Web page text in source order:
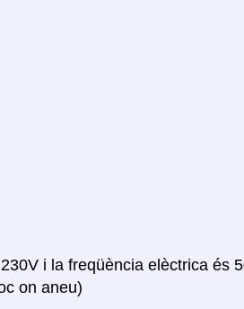
i la freqüència elèctrica és
on aneu)